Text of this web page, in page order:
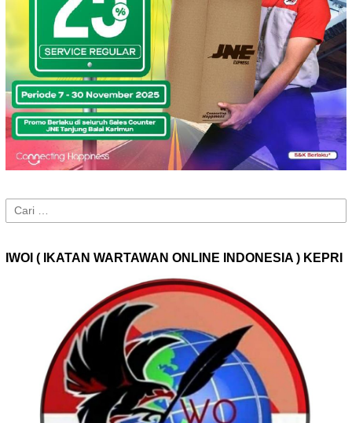
Cari
untuk:
IWOI ( IKATAN WARTAWAN ONLINE INDONESIA ) KEPRI